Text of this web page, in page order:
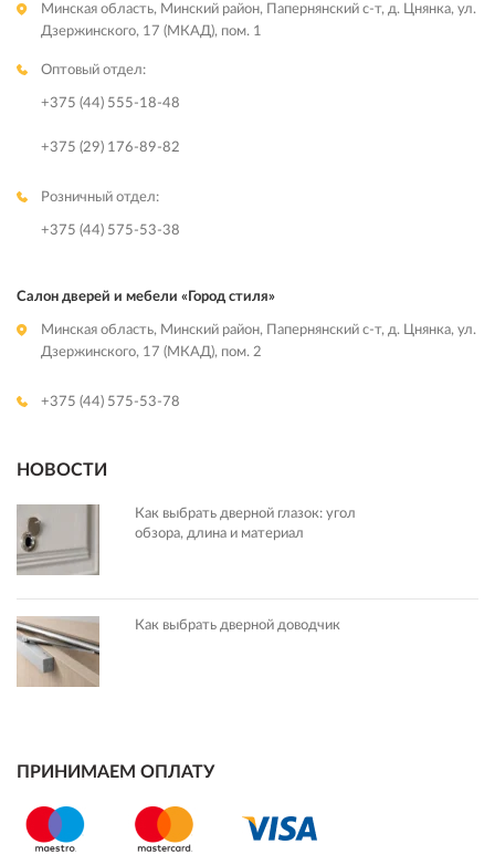
Минская область, Минский район, Папернянский с-т, д. Цнянка, ул.
Дзержинского, 17 (МКАД), пом. 1
Оптовый отдел:
+375 (44) 555-18-48
+375 (29) 176-89-82
Розничный отдел:
+375 (44) 575-53-38
Салон дверей и мебели «Город стиля»
Минская область, Минский район, Папернянский с-т, д. Цнянка, ул.
Дзержинского, 17 (МКАД), пом. 2
+375 (44) 575-53-78
НОВОСТИ
Как выбрать дверной глазок: угол
обзора, длина и материал
Как выбрать дверной доводчик
ПРИНИМАЕМ ОПЛАТУ